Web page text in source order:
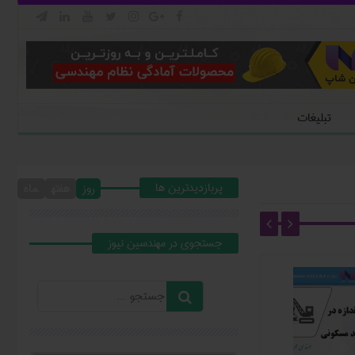
تبلیغات
پربازدیدترین ها روز
جستجوي در مهندسين نيوز